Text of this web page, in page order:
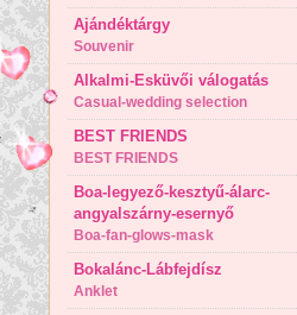
Ajándéktárgy
Souvenir
Alkalmi-Esküvői válogatás
Casual-wedding selection
BEST FRIENDS
BEST FRIENDS
Boa-legyező-kesztyű-álarc-
angyalszárny-esernyő
Boa-fan-glows-mask
Bokalánc-Lábfejdísz
Anklet